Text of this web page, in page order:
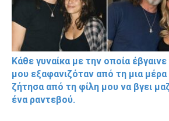
Κάθε γυναίκα με την οποία
μου εξαφανιζόταν από τη μια
ζήτησα από τη φίλη μου να βγει
ένα ραντεβού.